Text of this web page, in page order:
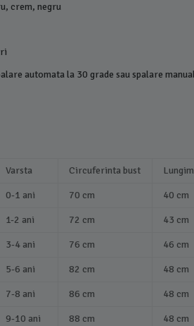
crem, negru
automata la 30 grade sau spalare
Varsta Circuferinta bust
0-1 ani 70 cm 40 cm
1-2 ani 72 cm 43 cm
3-4 ani 76 cm 46 cm
5-6 ani 82 cm 48 cm
7-8 ani 86 cm 48 cm
9-10 ani 88 cm 48 cm